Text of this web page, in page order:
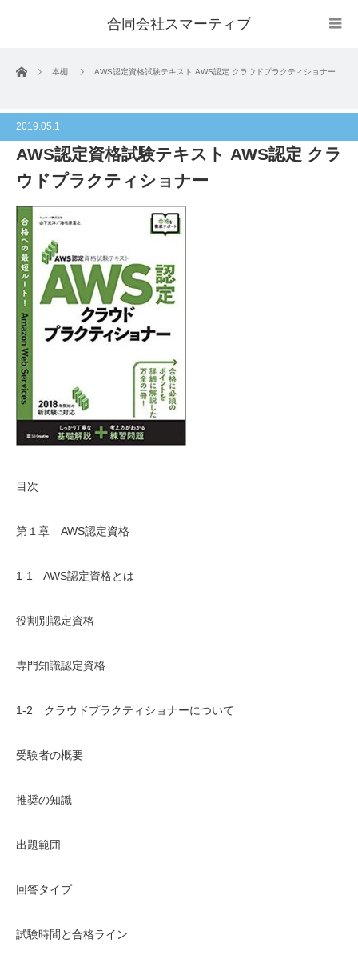
合同会社スマーティブ
ホーム 本棚 AWS認定資格試験テキスト AWS認定 クラウドプラクティショナー
2019.05.1
AWS認定資格試験テキスト AWS認定 クラ
ウドプラクティショナー
目次
第１章 AWS認定資格
1-1 AWS認定資格とは
役割別認定資格
専門知識認定資格
1-2 クラウドプラクティショナーについて
受験者の概要
推奨の知識
出題範囲
回答タイプ
試験時間と合格ライン